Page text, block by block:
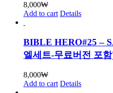
8,000₩
Add to cart Details
BIBLE HERO#25 –
엘세트-무료버전 포
8,000₩
Add to cart Details